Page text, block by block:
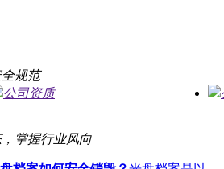
规范
公司资质
掌握行业风向